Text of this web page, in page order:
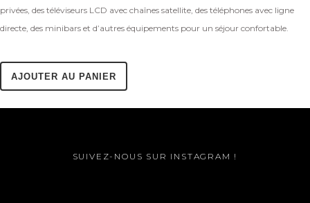
privées, des téléviseurs LCD avec chaînes satellite, des téléphones avec ligne
directe, des minibars et d’autres équipements pour un séjour confortable.
AJOUTER AU PANIER
SUIVEZ-NOUS SUR INSTAGRAM !